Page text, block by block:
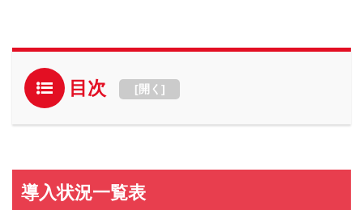
目次 [開く ]
導入状況一覧表